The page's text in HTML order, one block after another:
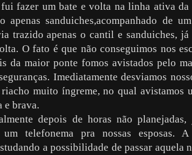
fui fazer um bate e volta na linha ativa
apenas sanduiches,acompanhado de
trazido apenas o cantil e sanduiches, já
O fato é que não conseguimos nos
da maior ponte fomos avistados pelo
Imediatamente desviamos
muito íngreme, no qual avistamos
e brava.
depois de horas não
um telefonema pra nossas esposas.
a possibilidade de passar aquela